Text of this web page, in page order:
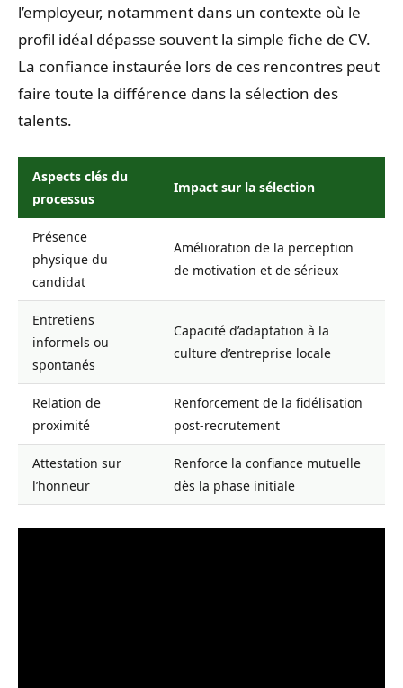
l’employeur, notamment dans un contexte où le
profil idéal dépasse souvent la simple fiche de CV.
La confiance instaurée lors de ces rencontres peut
faire toute la différence dans la sélection des
talents.
Aspects clés du
processus
Impact sur la sélection
Présence
physique du
candidat
Amélioration de la perception
de motivation et de sérieux
Entretiens
informels ou
spontanés
Capacité d’adaptation à la
culture d’entreprise locale
Relation de
proximité
Renforcement de la fidélisation
post-recrutement
Attestation sur
l’honneur
Renforce la confiance mutuelle
dès la phase initiale